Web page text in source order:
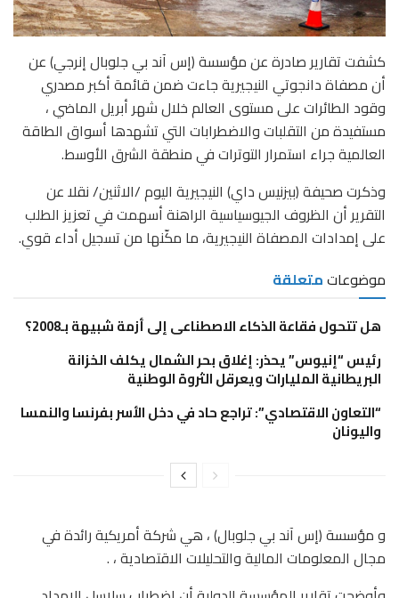
كشفت تقارير صادرة عن مؤسسة (إس آند بي جلوبال إنرجي) عن
أن مصفاة دانجوتي النيجيرية جاءت ضمن قائمة أكبر مصدري
وقود الطائرات على مستوى العالم خلال شهر أبريل الماضي ،
مستفيدة من التقلبات والاضطرابات التي تشهدها أسواق الطاقة
العالمية جراء استمرار التوترات في منطقة الشرق الأوسط.
وذكرت صحيفة (بيزنيس داي) النيجيرية اليوم /الاثنين/ نقلا عن
التقرير أن الظروف الجيوسياسية الراهنة أسهمت في تعزيز الطلب
على إمدادات المصفاة النيجيرية، ما مكّنها من تسجيل أداء قوي.
موضوعاتمتعلقة
هل تتحول فقاعة الذكاء الاصطناعى إلى أزمة شبيهة بـ2008؟
رئيس “إنيوس” يحذر: إغلاق بحر الشمال يكلف الخزانة
البريطانية المليارات ويعرقل الثروة الوطنية
“التعاون الاقتصادي”: تراجع حاد في دخل الأسر بفرنسا والنمسا
واليونان
و مؤسسة (إس آند بي جلوبال) ، هي شركة أمريكية رائدة في
مجال المعلومات المالية والتحليلات الاقتصادية ، .